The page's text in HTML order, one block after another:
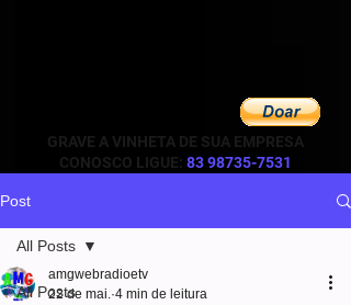
GRAVE A VINHETA DE SUA EMPRESA
CONOSCO LIGUE: 83 98735-7531
Post
All Posts
All Posts
amgwebradioetv
22 de mai. 4 min de leitura